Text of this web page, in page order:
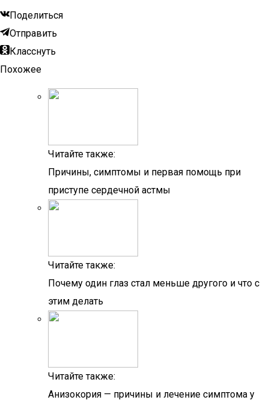
Поделиться
Отправить
Класснуть
Похожее
Читайте также:
Причины, симптомы и первая помощь при
приступе сердечной астмы
Читайте также:
Почему один глаз стал меньше другого и что с
этим делать
Читайте также:
Анизокория — причины и лечение симптома у